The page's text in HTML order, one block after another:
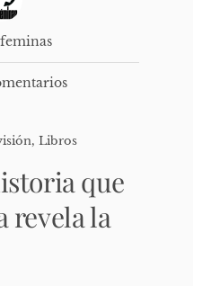
, Libros
que
revela la